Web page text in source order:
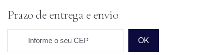
Prazo de entrega e envio
Informe o seu CEP OK